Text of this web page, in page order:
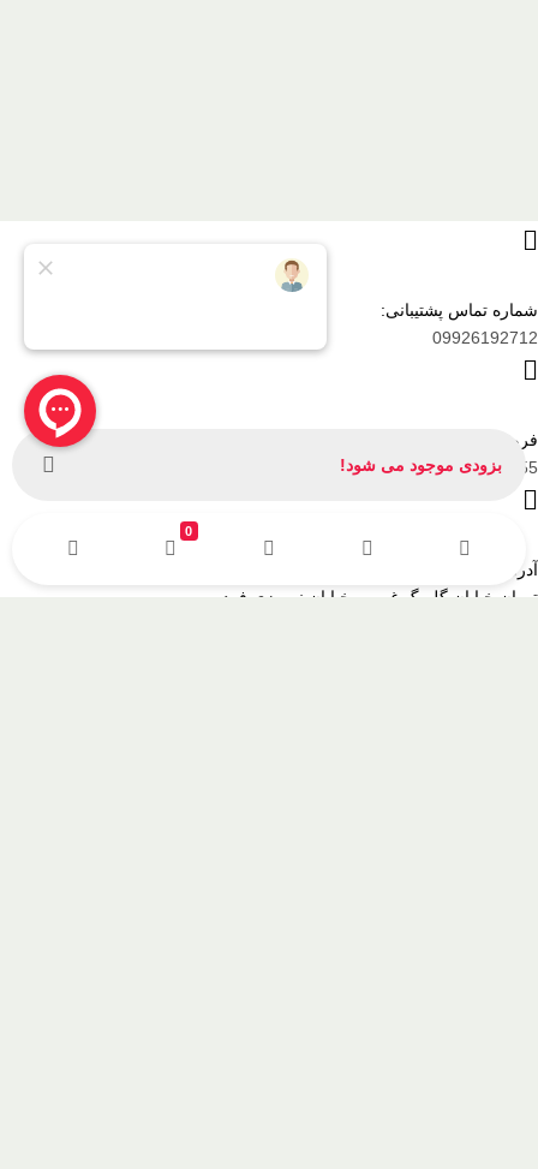
بزودی موجود می شود!
شماره تماس پشتیبانی:
09926192712
فروشگاه حضوری:
02188432555
آدرس
تهران خیابان گلبرگ غربی، خیابان نوروزی فرد
0